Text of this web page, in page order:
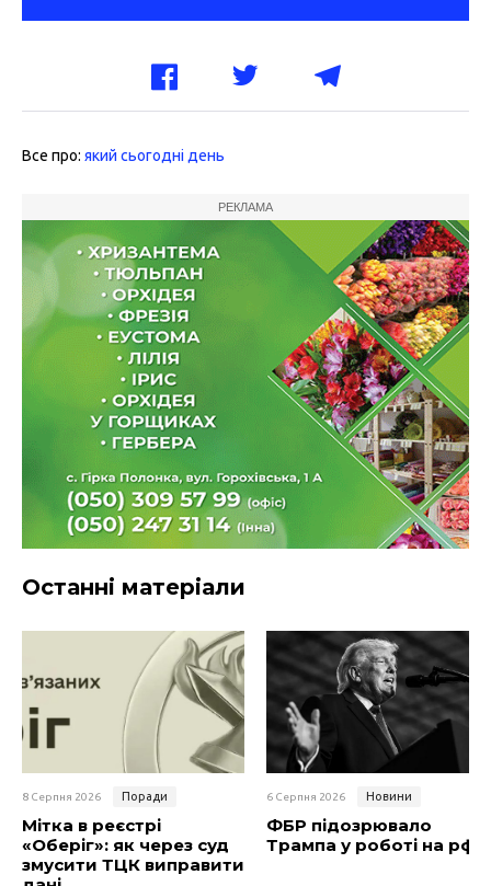
Все про: який сьогодні день
РЕКЛАМА
Останні матеріали
8 Серпня 2026 Поради
Мітка в реєстрі
«Оберіг»: як через суд
змусити ТЦК виправити
6 Серпня 2026 Новини
ФБР підозрювало
Трампа у роботі на рф